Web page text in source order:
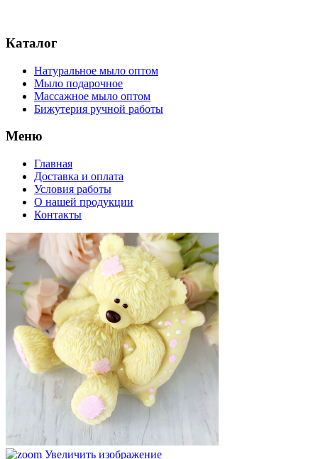
Каталог
Натуральное мыло оптом
Мыло подарочное
Массажное мыло оптом
Бижутерия ручной работы
Меню
Главная
Доставка и оплата
Условия работы
О нашей продукции
Контакты
Увеличить изображение